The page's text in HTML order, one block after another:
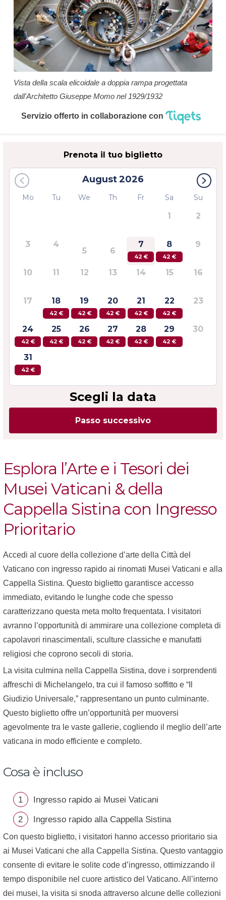
Vista della scala elicoidale a doppia rampa progettata
dall'Architetto Giuseppe Momo nel 1929/1932
Servizio offerto in collaborazione con
Esplora l’Arte e i Tesori dei
Musei Vaticani & della
Cappella Sistina con Ingresso
Prioritario
Accedi al cuore della collezione d’arte della Città del
Vaticano con ingresso rapido ai rinomati Musei Vaticani e alla
Cappella Sistina. Questo biglietto garantisce accesso
immediato, evitando le lunghe code che spesso
caratterizzano questa meta molto frequentata. I visitatori
avranno l’opportunità di ammirare una collezione completa di
capolavori rinascimentali, sculture classiche e manufatti
religiosi che coprono secoli di storia.
La visita culmina nella Cappella Sistina, dove i sorprendenti
affreschi di Michelangelo, tra cui il famoso soffitto e “Il
Giudizio Universale,” rappresentano un punto culminante.
Questo biglietto offre un’opportunità per muoversi
agevolmente tra le vaste gallerie, cogliendo il meglio dell’arte
vaticana in modo efficiente e completo.
Cosa è incluso
Ingresso rapido ai Musei Vaticani
Ingresso rapido alla Cappella Sistina
Con questo biglietto, i visitatori hanno accesso prioritario sia
ai Musei Vaticani che alla Cappella Sistina. Questo vantaggio
consente di evitare le solite code d’ingresso, ottimizzando il
tempo disponibile nel cuore artistico del Vaticano. All’interno
dei musei, la visita si snoda attraverso alcune delle collezioni
Prenota il tuo biglietto
August2026
Mo Tu We Th Fr Sa Su
1 2
3 4
5 6
7
42 €
8
42 €
9
10 11 12 13 14 15 16
17 18
42 €
19
42 €
20
42 €
21
42 €
22
42 €
23
24
42 €
25
42 €
26
42 €
27
42 €
28
42 €
29
42 €
30
31
42 €
Scegli la data
Passo successivo